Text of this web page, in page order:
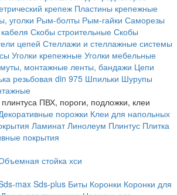
крепеж Пластины крепежные
уголки Рым-болты Рым-гайки Саморезы
Скобы строительные Скобы
цепей Стеллажи и стеллажные системы
Уголки крепежные Уголки мебельные
монтажные ленты, бандажи Цепи
резьбовая din 975 Шпильки Шурупы
ПВХ, пороги, подложки, клеи
порожки Клеи для напольных
Ламинат Линолеум Плинтус Плитка
покрытия
стойка хси
maxSds-plus Биты Коронки Коронки для